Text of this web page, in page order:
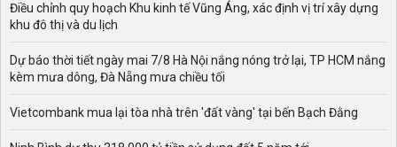
Điều chỉnh quy hoạch Khu kinh tế Vũng Áng, xác định vị trí xây dựng
khu đô thị và du lịch
Dự báo thời tiết ngày mai 7/8 Hà Nội nắng nóng trở lại, TP HCM nắng
kèm mưa dông, Đà Nẵng mưa chiều tối
Vietcombank mua lại tòa nhà trên 'đất vàng' tại bến Bạch Đằng